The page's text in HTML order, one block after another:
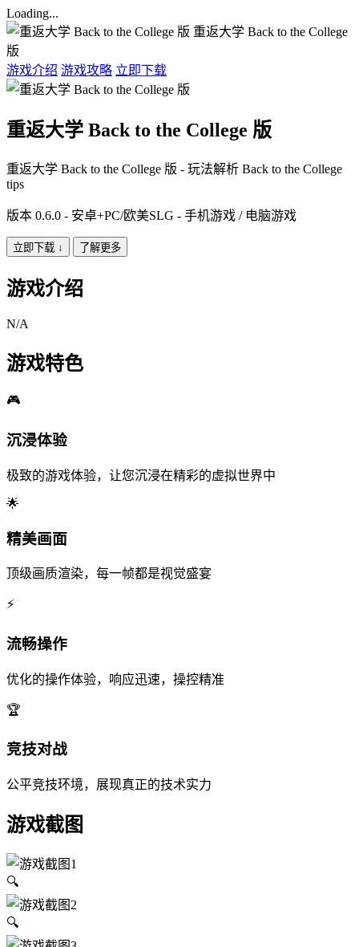
Loading...
重返大学 Back to the College
版
游戏介绍 游戏攻略 立即下载
重返大学 Back to the College 版
重返大学 Back to the College 版 - 玩法解析 Back to the College
tips
版本 0.6.0 - 安卓+PC/欧美SLG - 手机游戏 / 电脑游戏
立即下载 ↓ 了解更多
游戏介绍
N/A
游戏特色
🎮
沉浸体验
极致的游戏体验，让您沉浸在精彩的虚拟世界中
🌟
精美画面
顶级画质渲染，每一帧都是视觉盛宴
⚡
流畅操作
优化的操作体验，响应迅速，操控精准
🏆
竞技对战
公平竞技环境，展现真正的技术实力
游戏截图
🔍
🔍